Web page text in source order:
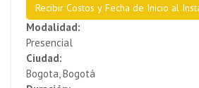
Recibir Costos y Fecha de Inicio al
Modalidad:
Presencial
Ciudad:
Bogota, Bogotá